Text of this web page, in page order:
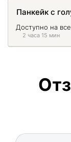
Панкейк с
Доступно на
2 часа 15 мин